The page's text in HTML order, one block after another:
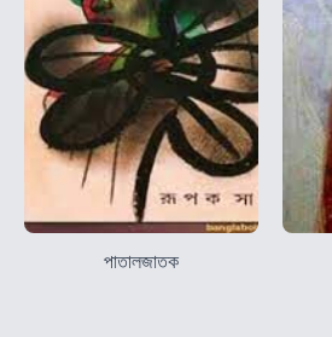
পাতালজাতক